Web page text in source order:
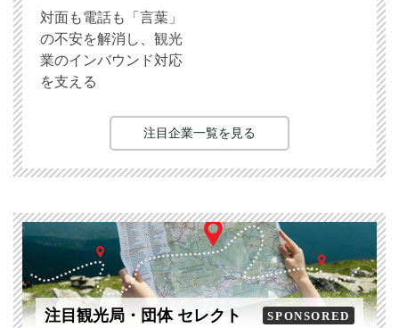
対面も電話も「言葉」
の不安を解消し、観光
業のインバウンド対応
を支える
注目企業一覧を見る
注目観光局・団体 セレクト SPONSORED